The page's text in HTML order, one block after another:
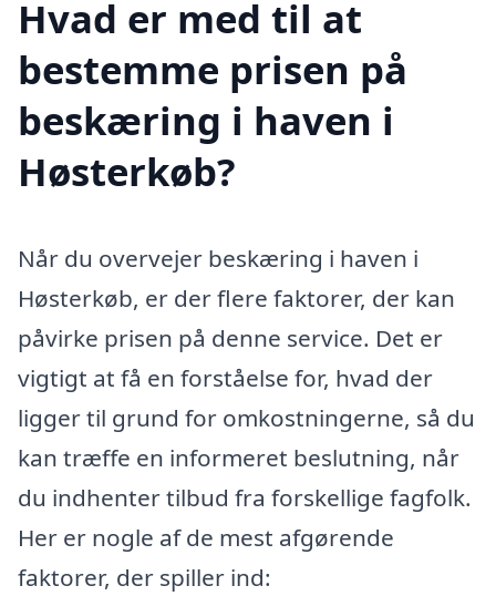
Hvad er med til at
bestemme prisen på
beskæring i haven i
Høsterkøb?
Når du overvejer beskæring i haven i
Høsterkøb, er der flere faktorer, der kan
påvirke prisen på denne service. Det er
vigtigt at få en forståelse for, hvad der
ligger til grund for omkostningerne, så du
kan træffe en informeret beslutning, når
du indhenter tilbud fra forskellige fagfolk.
Her er nogle af de mest afgørende
faktorer, der spiller ind: